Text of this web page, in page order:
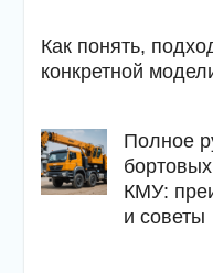
Как понять,
конкретной
Полное
КМУ:
и советы